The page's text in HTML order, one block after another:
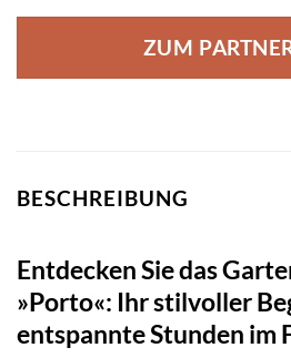
ZUM
BESCHREIBUNG
Entdecken Sie das
»Porto«: Ihr stilvoller
entspannte Stunden im